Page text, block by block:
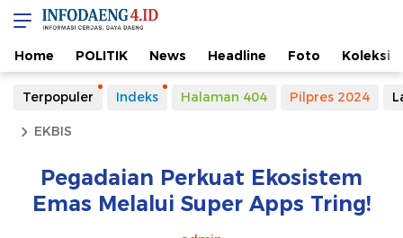
Home POLITIK News Headline Foto Koleksi
Terpopuler Indeks Halaman 404 Pilpres 2024
EKBIS
Pegadaian Perkuat Ekosistem
Emas Melalui Super Apps Tring!